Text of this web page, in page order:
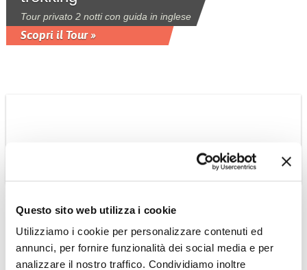
Questo sito web utilizza i cookie
Utilizziamo i cookie per personalizzare contenuti ed
annunci, per fornire funzionalità dei social media e per
analizzare il nostro traffico. Condividiamo inoltre
Tour privato 2 notti con guida in inglese
Scopri il Tour »
Tour ai parchi della
Thailandia del sud da
Bangkok a Khao Sok